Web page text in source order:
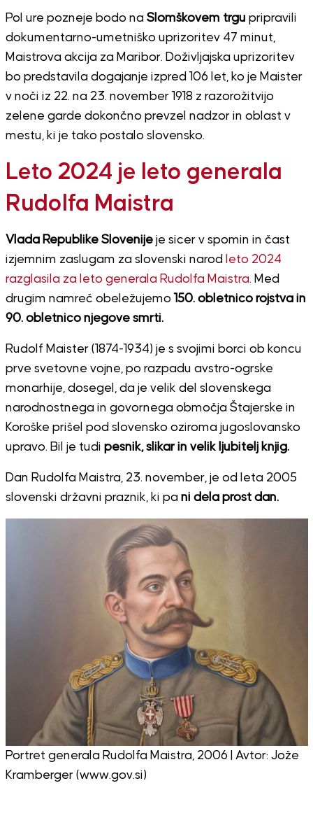
Pol ure pozneje bodo na Slomškovem trgu pripravili
dokumentarno-umetniško uprizoritev 47 minut,
Maistrova akcija za Maribor. Doživljajska uprizoritev
bo predstavila dogajanje izpred 106 let, ko je Maister
v noči iz 22. na 23. november 1918 z razorožitvijo
zelene garde dokončno prevzel nadzor in oblast v
mestu, ki je tako postalo slovensko.
Leto 2024 je leto generala
Rudolfa Maistra
Vlada Republike Slovenijeje sicer v spomin in čast
izjemnim zaslugam za slovenski narod
leto 2024
razglasila za leto generala Rudolfa Maistra. Med
drugim namreč obeležujemo 150. obletnico rojstva in
90. obletnico njegove smrti.
Rudolf Maister (1874-1934) je s svojimi borci ob koncu
prve svetovne vojne, po razpadu avstro-ogrske
monarhije, dosegel, da je velik del slovenskega
narodnostnega in govornega območja Štajerske in
Koroške prišel pod slovensko oziroma jugoslovansko
upravo. Bil je tudi pesnik, slikar in velik ljubitelj knjig.
Dan Rudolfa Maistra, 23. november, je od leta 2005
slovenski državni praznik, ki pa ni dela prost dan.
Portret generala Rudolfa Maistra, 2006 | Avtor: Jože
Kramberger (www.gov.si)